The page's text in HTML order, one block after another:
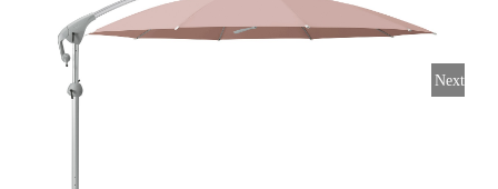
Muurparasols
Schaduwdoeken Next